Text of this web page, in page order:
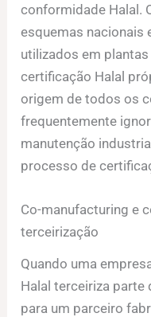
conformidade Halal.
esquemas nacionais
utilizados em
certificação Halal
origem de todos os
frequentemente
manutenção
processo de
Co-manufacturing e
terceirização
Quando uma
Halal terceiriza parte
para um parceiro